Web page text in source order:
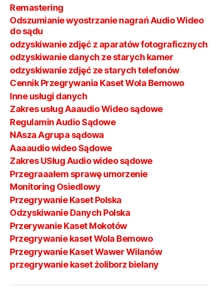
Remastering
Odszumianie wyostrzanie nagrań Audio Wideo
do sądu
odzyskiwanie zdjęć z aparatów fotograficznych
odzyskiwanie danych ze starych kamer
odzyskiwanie zdjęć ze starych telefonów
Cennik Przegrywania Kaset Wola Bemowo
Inne usługi danych
Zakres usług Aaaudio Wideo sądowe
Regulamin Audio Sądowe
NAsza Agrupa sądowa
Aaaaudio wideo Sądowe
Zakres USług Audio wideo sądowe
Przegraaałem sprawę umorzenie
Monitoring Osiedlowy
Przegrywanie Kaset Polska
Odzyskiwanie Danych Polska
Przerywanie Kaset Mokotów
Przegrywanie kaset Wola Bemowo
Przegrywanie Kaset Wawer Wilanów
przegrywanie kaset żoliborz bielany